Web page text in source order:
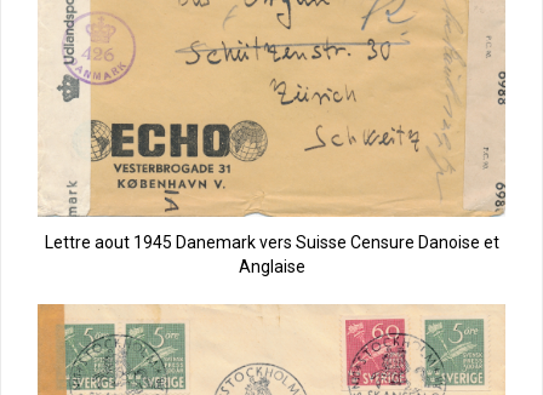
Lettre aout 1945 Danemark vers Suisse Censure Danoise et
Anglaise